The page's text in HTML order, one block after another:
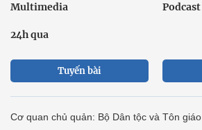
Multimedia Podcast
24h qua
Tuyến bài
Cơ quan chủ quản: Bộ Dân tộc và Tôn giáo